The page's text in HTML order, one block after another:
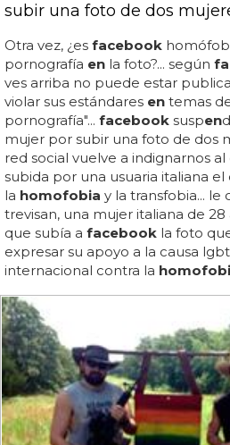
subir una foto de dos
Otra vez, ¿es facebook
pornografía en la foto?... según
ves arriba no puede estar
violar sus estándares en temas
pornografía"... facebook suspen
mujer por subir una foto de dos
red social vuelve a indignarnos al
subida por una usuaria italiana
la homofobia y la transfobia...
trevisan, una mujer italiana de
que subía a facebook la foto
expresar su apoyo a la causa
internacional contra la